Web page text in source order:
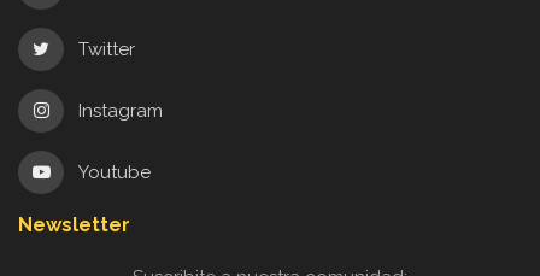
Twitter
Instagram
Youtube
Newsletter